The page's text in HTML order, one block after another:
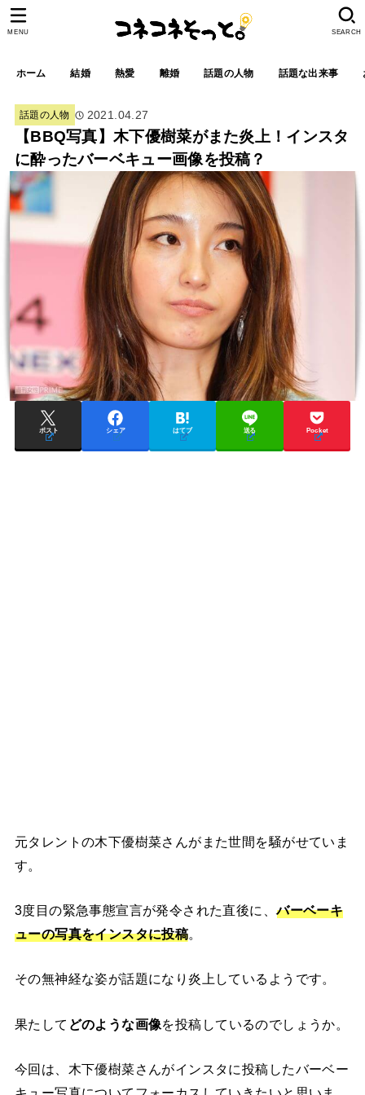
ホーム 結婚 熱愛 離婚 話題の人物 話題な出来事
SEARCH
MENU
話題の人物 2021.04.27
【BBQ写真】木下優樹菜がまた炎上！インスタ
に酔ったバーベキュー画像を投稿？
ポスト シェア はてブ 送る Pocket
元タレントの木下優樹菜さんがまた世間を騒がせていま
す。
3度目の緊急事態宣言が発令された直後に、バーベーキ
ューの写真をインスタに投稿。
その無神経な姿が話題になり炎上しているようです。
果たして どのような画像を投稿しているのでしょうか。
今回は、木下優樹菜さんがインスタに投稿したバーベー